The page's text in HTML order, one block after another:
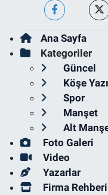
Ana Sayfa
Kategoriler
Güncel
Köşe
Spor
Manşet
Alt
Foto Galeri
Video
Yazarlar
Firma Rehberi